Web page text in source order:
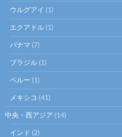
ウルグアイ (1)
エクアドル (1)
パナマ (7)
ブラジル (1)
ペルー (1)
メキシコ (41)
中央・西アジア (14)
インド (2)